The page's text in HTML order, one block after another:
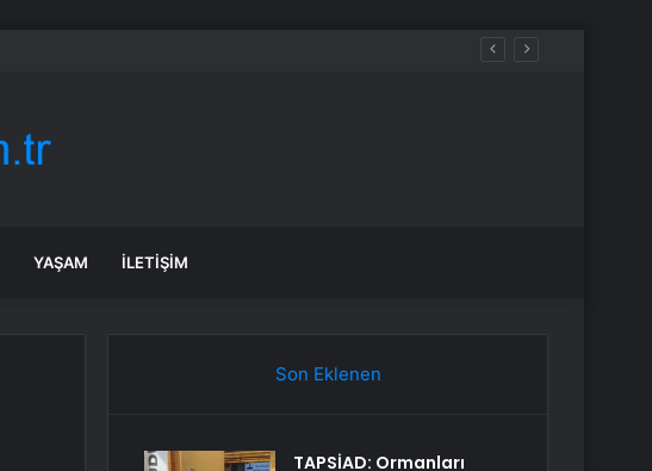
YAŞAM İLETIŞIM
Son Eklenen
TAPSİAD: Ormanları